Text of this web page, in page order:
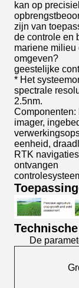
kan op
zijn van
de controle en
mariene milieu
omgeven?
geestelijke
* Het
spectrale
2.5nm.
Componenten:
imager,
eenheid,
RTK
ontvangen
De